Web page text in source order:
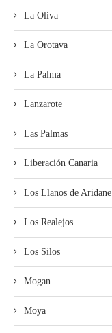
La Oliva
La Orotava
La Palma
Lanzarote
Las Palmas
Liberación Canaria
Los Llanos de Aridane.
Los Realejos
Los Silos
Mogan
Moya